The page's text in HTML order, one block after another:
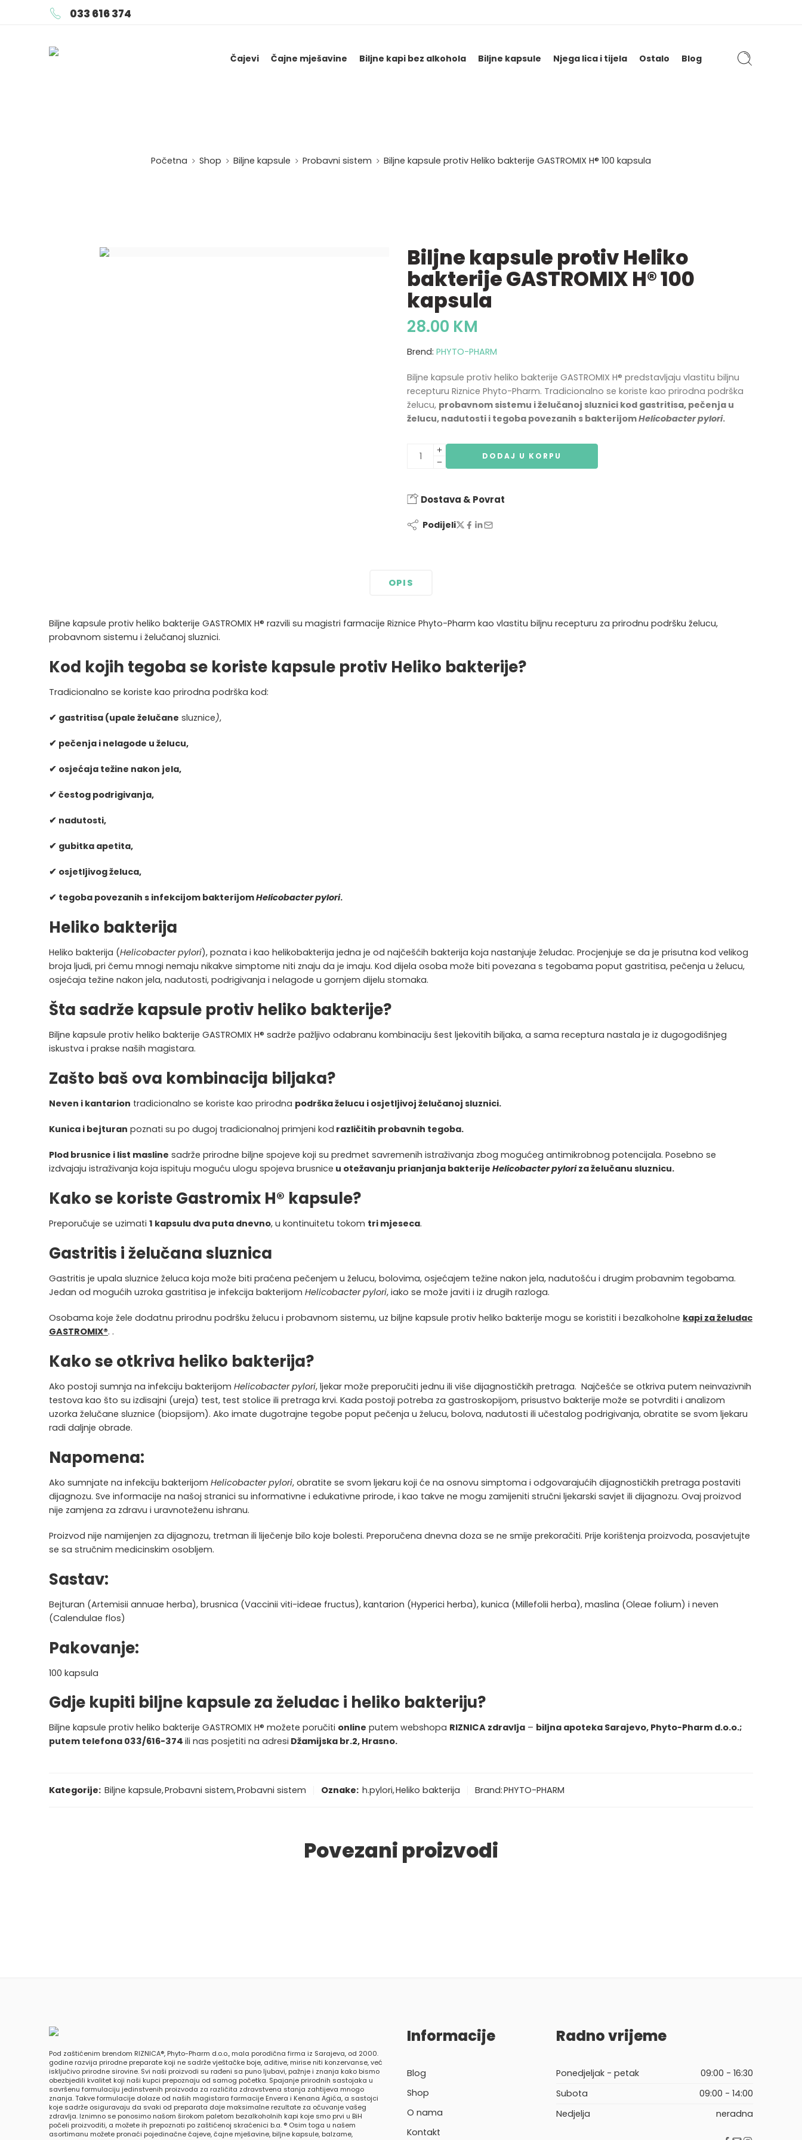
033 616 374
Čajevi Čajne mješavine Biljne kapi bez alkohola Biljne kapsule Njega lica i tijela Ostalo Blog
Početna Shop Biljne kapsule Probavni sistem Biljne kapsule protiv Heliko bakterije GASTROMIX H® 100 kapsula
Biljne kapsule protiv Heliko
bakterije GASTROMIX H® 100
kapsula
28.00 KM
Brend: PHYTO-PHARM
Biljne kapsule protiv heliko bakterije GASTROMIX H® predstavljaju vlastitu biljnu
recepturu Riznice Phyto-Pharm. Tradicionalno se koriste kao prirodna podrška
želucu, probavnom sistemu i želučanoj sluznici kod gastritisa, pečenja u
želucu, nadutosti i tegoba povezanih s bakterijomHelicobacter pylori.
DODAJ U KORPU
Dostava & Povrat
Podijeli
OPIS
Biljne kapsule protiv heliko bakterije GASTROMIX H® razvili su magistri farmacije Riznice Phyto-Pharm kao vlastitu biljnu recepturu za prirodnu podršku želucu,
probavnom sistemu i želučanoj sluznici.
Kod kojih tegoba se koriste kapsule protiv Heliko bakterije?
Tradicionalno se koriste kao prirodna podrška kod:
✔ gastritisa (upale želučane sluznice),
✔ pečenja i nelagode u želucu,
✔ osjećaja težine nakon jela,
✔ čestog podrigivanja,
✔ nadutosti,
✔ gubitka apetita,
✔ osjetljivog želuca,
✔ tegoba povezanih s infekcijom bakterijomHelicobacter pylori.
Heliko bakterija
Heliko bakterija (Helicobacter pylori), poznata i kao helikobakterija jedna je od najčešćih bakterija koja nastanjuje želudac. Procjenjuje se da je prisutna kod velikog
broja ljudi, pri čemu mnogi nemaju nikakve simptome niti znaju da je imaju. Kod dijela osoba može biti povezana s tegobama poput gastritisa, pečenja u želucu,
osjećaja težine nakon jela, nadutosti, podrigivanja i nelagode u gornjem dijelu stomaka.
Šta sadrže kapsule protiv heliko bakterije?
Biljne kapsule protiv heliko bakterije GASTROMIX H® sadrže pažljivo odabranu kombinaciju šest ljekovitih biljaka, a sama receptura nastala je iz dugogodišnjeg
iskustva i prakse naših magistara.
Zašto baš ova kombinacija biljaka?
Neven i kantarion tradicionalno se koriste kao prirodna podrška želucu i osjetljivoj želučanoj sluznici.
Kunica i bejturan poznati su po dugoj tradicionalnoj primjeni kod različitih probavnih tegoba.
Plod brusnice i list masline sadrže prirodne biljne spojeve koji su predmet savremenih istraživanja zbog mogućeg antimikrobnog potencijala. Posebno se
izdvajaju istraživanja koja ispituju moguću ulogu spojeva brusnice u otežavanju prianjanja bakterije Helicobacter pyloriza želučanu sluznicu.
Kako se koriste Gastromix H® kapsule?
Preporučuje se uzimati 1 kapsulu dva puta dnevno, u kontinuitetu tokom tri mjeseca.
Gastritis i želučana sluznica
Gastritis je upala sluznice želuca koja može biti praćena pečenjem u želucu, bolovima, osjećajem težine nakon jela, nadutošću i drugim probavnim tegobama.
Jedan od mogućih uzroka gastritisa je infekcija bakterijom Helicobacter pylori, iako se može javiti i iz drugih razloga.
Osobama koje žele dodatnu prirodnu podršku želucu i probavnom sistemu, uz biljne kapsule protiv heliko bakterije mogu se koristiti i bezalkoholne kapi za želudac
GASTROMIX®. .
Kako se otkriva heliko bakterija?
Ako postoji sumnja na infekciju bakterijom Helicobacter pylori, ljekar može preporučiti jednu ili više dijagnostičkih pretraga. Najčešće se otkriva putem neinvazivnih
testova kao što su izdisajni (ureja) test, test stolice ili pretraga krvi. Kada postoji potreba za gastroskopijom, prisustvo bakterije može se potvrditi i analizom
uzorka želučane sluznice (biopsijom). Ako imate dugotrajne tegobe poput pečenja u želucu, bolova, nadutosti ili učestalog podrigivanja, obratite se svom ljekaru
radi daljnje obrade.
Napomena:
Ako sumnjate na infekciju bakterijom Helicobacter pylori, obratite se svom ljekaru koji će na osnovu simptoma i odgovarajućih dijagnostičkih pretraga postaviti
dijagnozu. Sve informacije na našoj stranici su informativne i edukativne prirode, i kao takve ne mogu zamijeniti stručni ljekarski savjet ili dijagnozu. Ovaj proizvod
nije zamjena za zdravu i uravnoteženu ishranu.
Proizvod nije namijenjen za dijagnozu, tretman ili liječenje bilo koje bolesti. Preporučena dnevna doza se ne smije prekoračiti. Prije korištenja proizvoda, posavjetujte
se sa stručnim medicinskim osobljem.
Sastav:
Bejturan (Artemisii annuae herba), brusnica (Vaccinii viti-ideae fructus), kantarion (Hyperici herba), kunica (Millefolii herba), maslina (Oleae folium) i neven
(Calendulae flos)
Pakovanje:
100 kapsula
Gdje kupiti biljne kapsule za želudac i heliko bakteriju?
Biljne kapsule protiv heliko bakterije GASTROMIX H® možete poručiti online putem webshopa RIZNICA zdravlja – biljna apoteka Sarajevo, Phyto-Pharm d.o.o.;
putem telefona 033/616-374 ili nas posjetiti na adresi Džamijska br.2, Hrasno.
Kategorije: Biljne kapsule,Probavni sistem,Probavni sistem Oznake: h.pylori,Heliko bakterija Brand:PHYTO-PHARM
Povezani proizvodi
Pod zaštićenim brendom RIZNICA®, Phyto-Pharm d.o.o., mala porodična firma iz Sarajeva, od 2000.
godine razvija prirodne preparate koji ne sadrže vještačke boje, aditive, mirise niti konzervanse, već
isključivo prirodne sirovine. Svi naši proizvodi su rađeni sa puno ljubavi, pažnje i znanja kako bismo
obezbjedili kvalitet koji naši kupci prepoznaju od samog početka. Spajanje prirodnih sastojaka u
savršenu formulaciju jedinstvenih proizvoda za različita zdravstvena stanja zahtijeva mnogo
znanja. Takve formulacije dolaze od naših magistara farmacije Envera i Kenana Agića, a sastojci
koje sadrže osiguravaju da svaki od preparata daje maksimalne rezultate za očuvanje vašeg
zdravlja. Iznimno se ponosimo našom širokom paletom bezalkoholnih kapi koje smo prvi u BiH
počeli proizvoditi, a možete ih prepoznati po zaštićenoj skraćenici b.a. ® Osim toga u našem
asortimanu možete pronaći pojedinačne čajeve, čajne mješavine, biljne kapsule, balzame,
Informacije
Blog
Shop
O nama
Kontakt
Radno vrijeme
Ponedjeljak - petak
09:00 - 16:30
Subota
09:00 - 14:00
Nedjelja
neradna